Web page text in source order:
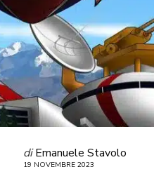
di Emanuele Stavolo
19 NOVEMBRE 2023